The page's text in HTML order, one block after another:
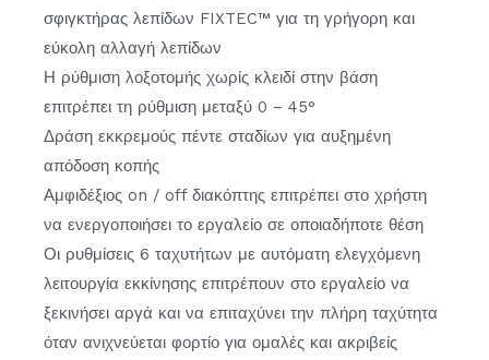
σφιγκτήρας λεπίδων FIXTEC™ για τη γρήγορη και
εύκολη αλλαγή λεπίδων
Η ρύθμιση λοξοτομής χωρίς κλειδί στην βάση
επιτρέπει τη ρύθμιση μεταξύ 0 – 45°
Δράση εκκρεμούς πέντε σταδίων για αυξημένη
απόδοση κοπής
Αμφιδέξιος on / off διακόπτης επιτρέπει στο χρήστη
να ενεργοποιήσει το εργαλείο σε οποιαδήποτε θέση
Οι ρυθμίσεις 6 ταχυτήτων με αυτόματη ελεγχόμενη
λειτουργία εκκίνησης επιτρέπουν στο εργαλείο να
ξεκινήσει αργά και να επιταχύνει την πλήρη ταχύτητα
όταν ανιχνεύεται φορτίο για ομαλές και ακριβείς